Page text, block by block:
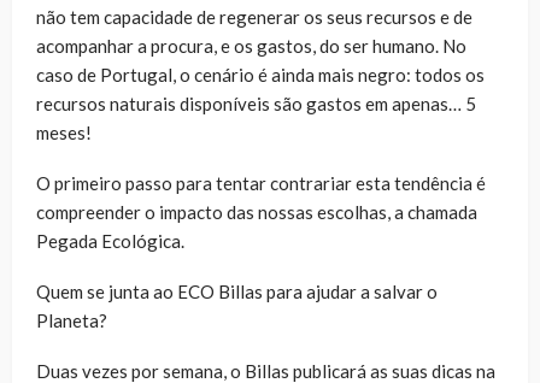
não tem capacidade de regenerar os seus recursos e de
acompanhar a procura, e os gastos, do ser humano. No
caso de Portugal, o cenário é ainda mais negro: todos os
recursos naturais disponíveis são gastos em apenas… 5
meses!
O primeiro passo para tentar contrariar esta tendência é
compreender o impacto das nossas escolhas, a chamada
Pegada Ecológica.
Quem se junta ao ECO Billas para ajudar a salvar o
Planeta?
Duas vezes por semana, o Billas publicará as suas dicas na